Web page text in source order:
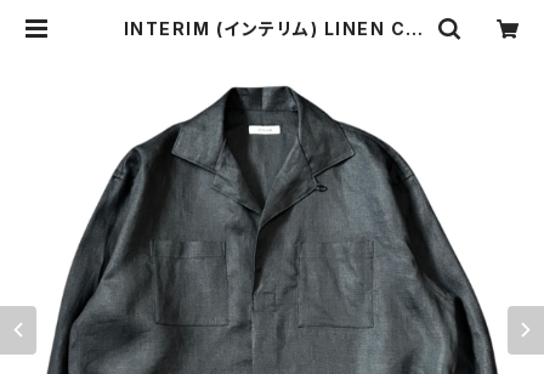
INTERIM (インテリム) LINEN CA
ツ | o-mureys & mado